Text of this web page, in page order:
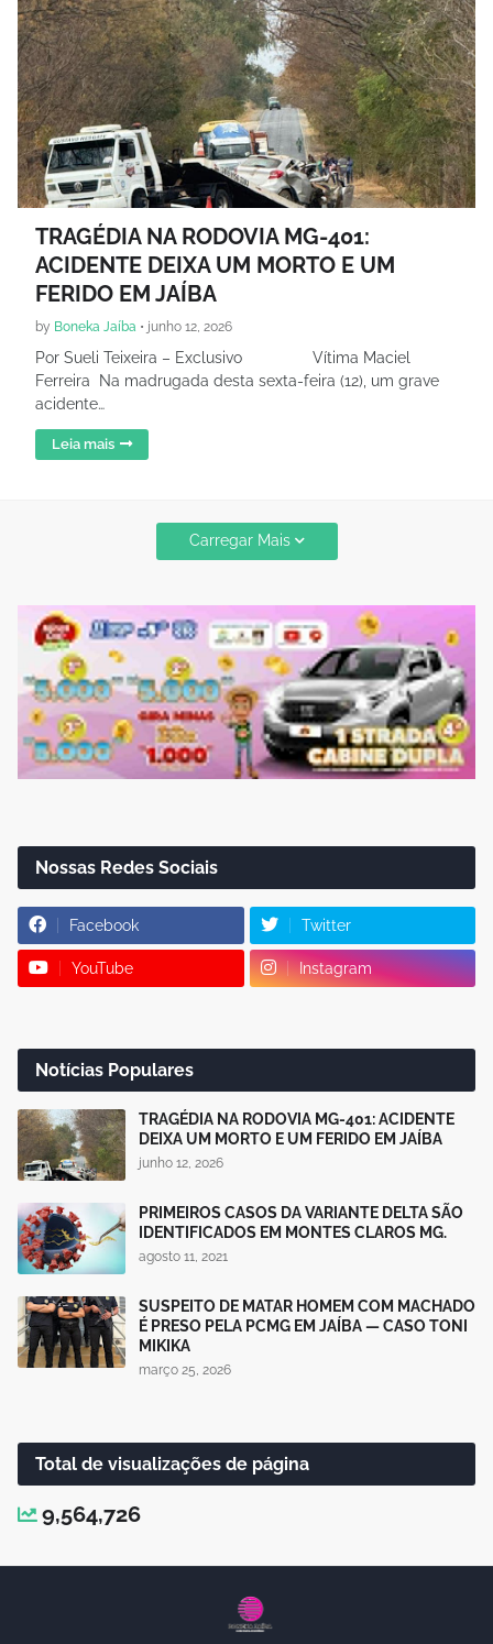
TRAGÉDIA NA RODOVIA MG-401:
ACIDENTE DEIXA UM MORTO E UM
FERIDO EM JAÍBA
by Boneka Jaíba • junho 12, 2026
Por Sueli Teixeira – Exclusivo Vítima Maciel
Ferreira Na madrugada desta sexta-feira (12), um grave
acidente…
Leia mais
Carregar Mais
Nossas Redes Sociais
Facebook Twitter
YouTube Instagram
Notícias Populares
TRAGÉDIA NA RODOVIA MG-401: ACIDENTE
DEIXA UM MORTO E UM FERIDO EM JAÍBA
junho 12, 2026
PRIMEIROS CASOS DA VARIANTE DELTA SÃO
IDENTIFICADOS EM MONTES CLAROS MG.
agosto 11, 2021
SUSPEITO DE MATAR HOMEM COM MACHADO
É PRESO PELA PCMG EM JAÍBA — CASO TONI
MIKIKA
março 25, 2026
Total de visualizações de página
9,564,726